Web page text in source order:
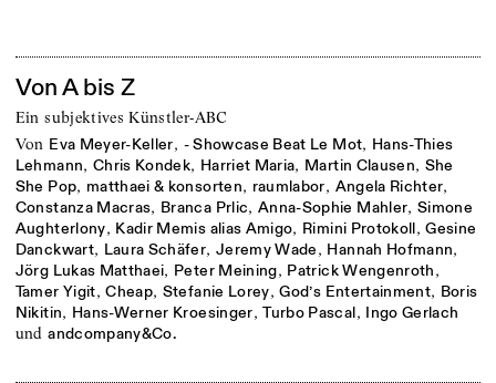
Von A bis Z
Ein subjektives Künstler-ABC
von Eva Meyer-Keller, - Showcase Beat Le Mot, Hans-Thies
Lehmann, Chris Kondek, Harriet Maria, Martin Clausen, She
She Pop, matthaei & konsorten, raumlabor, Angela Richter,
Constanza Macras, Branca Prlic, Anna-Sophie Mahler,Simone
Aughterlony, Kadir Memis alias Amigo, Rimini Protokoll,Gesine
Danckwart, Laura Schäfer, Jeremy Wade, Hannah Hofmann,
Jörg Lukas Matthaei, Peter Meining, Patrick Wengenroth,
Tamer Yigit,Cheap, Stefanie Lorey,God’s Entertainment, Boris
Nikitin, Hans-Werner Kroesinger,Turbo Pascal, Ingo Gerlach
und andcompany&Co.